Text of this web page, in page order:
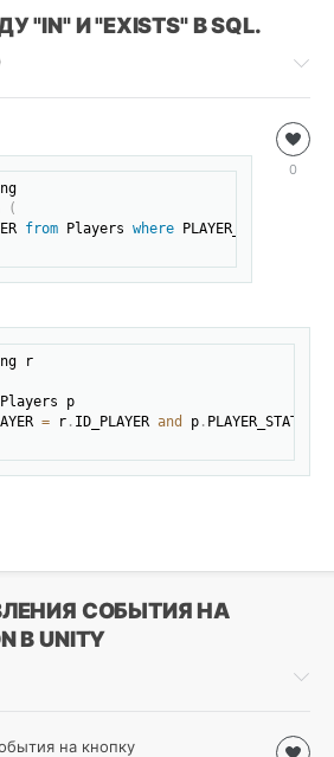
И "EXISTS" В SQL.
0
(
from Players where PLAYER_STATUS
Скопировать
Players p
= r . ID_PLAYER and p . PLAYER_STATUS
СОБЫТИЯ НА
В UNITY
на кнопку